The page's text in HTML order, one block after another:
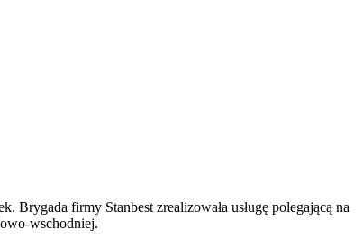
Brygada firmy Stanbest zrealizowała usługę polegającą na
wschodniej.